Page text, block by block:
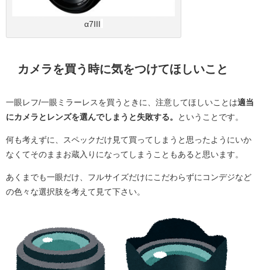
α7III
カメラを買う時に気をつけてほしいこと
一眼レフ/一眼ミラーレスを買うときに、注意してほしいことは適当
にカメラとレンズを選んでしまうと失敗する。
ということです。
何も考えずに、スペックだけ見て買ってしまうと思ったようにいか
なくてそのままお蔵入りになってしまうこともあると思います。
あくまでも一眼だけ、フルサイズだけにこだわらずにコンデジなど
の色々な選択肢を考えて見て下さい。